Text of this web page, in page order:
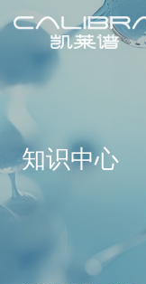
知识中心